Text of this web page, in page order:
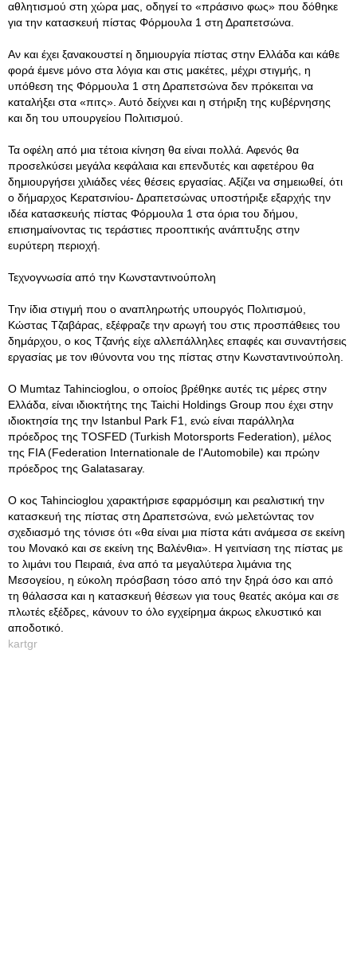
αθλητισμού στη χώρα μας, οδηγεί το «πράσινο φως» που δόθηκε
για την κατασκευή πίστας Φόρμουλα 1 στη Δραπετσώνα.
Αν και έχει ξανακουστεί η δημιουργία πίστας στην Ελλάδα και κάθε
φορά έμενε μόνο στα λόγια και στις μακέτες, μέχρι στιγμής, η
υπόθεση της Φόρμουλα 1 στη Δραπετσώνα δεν πρόκειται να
καταλήξει στα «πιτς». Αυτό δείχνει και η στήριξη της κυβέρνησης
και δη του υπουργείου Πολιτισμού.
Τα οφέλη από μια τέτοια κίνηση θα είναι πολλά. Αφενός θα
προσελκύσει μεγάλα κεφάλαια και επενδυτές και αφετέρου θα
δημιουργήσει χιλιάδες νέες θέσεις εργασίας. Αξίζει να σημειωθεί, ότι
ο δήμαρχος Κερατσινίου- Δραπετσώνας υποστήριξε εξαρχής την
ιδέα κατασκευής πίστας Φόρμουλα 1 στα όρια του δήμου,
επισημαίνοντας τις τεράστιες προοπτικής ανάπτυξης στην
ευρύτερη περιοχή.
Τεχνογνωσία από την Κωνσταντινούπολη
Την ίδια στιγμή που ο αναπληρωτής υπουργός Πολιτισμού,
Κώστας Τζαβάρας, εξέφραζε την αρωγή του στις προσπάθειες του
δημάρχου, ο κος Τζανής είχε αλλεπάλληλες επαφές και συναντήσεις
εργασίας με τον ιθύνοντα νου της πίστας στην Κωνσταντινούπολη.
Ο Mumtaz Tahincioglou, ο οποίος βρέθηκε αυτές τις μέρες στην
Ελλάδα, είναι ιδιοκτήτης της Taichi Holdings Group που έχει στην
ιδιοκτησία της την Istanbul Park F1, ενώ είναι παράλληλα
πρόεδρος της TOSFED (Turkish Motorsports Federation), μέλος
της FIA (Federation Internationale de l'Automobile) και πρώην
πρόεδρος της Galatasaray.
Ο κος Tahincioglou χαρακτήρισε εφαρμόσιμη και ρεαλιστική την
κατασκευή της πίστας στη Δραπετσώνα, ενώ μελετώντας τον
σχεδιασμό της τόνισε ότι «θα είναι μια πίστα κάτι ανάμεσα σε εκείνη
του Μονακό και σε εκείνη της Βαλένθια». Η γειτνίαση της πίστας με
το λιμάνι του Πειραιά, ένα από τα μεγαλύτερα λιμάνια της
Μεσογείου, η εύκολη πρόσβαση τόσο από την ξηρά όσο και από
τη θάλασσα και η κατασκευή θέσεων για τους θεατές ακόμα και σε
πλωτές εξέδρες, κάνουν το όλο εγχείρημα άκρως ελκυστικό και
αποδοτικό.
kartgr